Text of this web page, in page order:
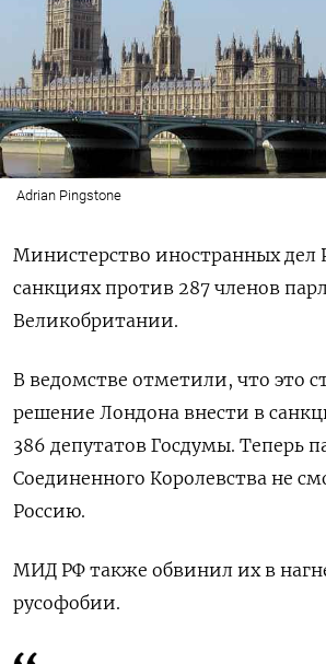
Adrian Pingstone
Министерство иностранных дел
санкциях против 287 членов
Великобритании.
В ведомстве отметили, что это
решение Лондона внести в
386 депутатов Госдумы. Теперь
Соединенного Королевства не
Россию.
МИД РФ также обвинил их в
русофобии.